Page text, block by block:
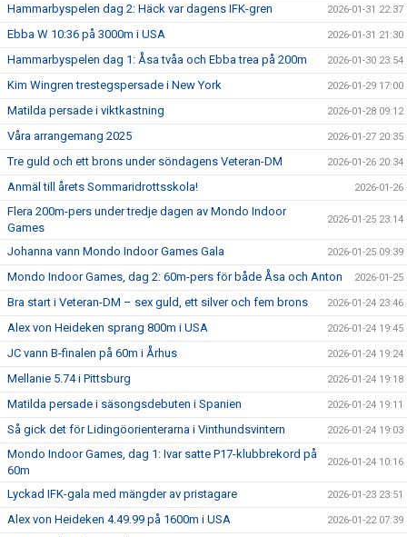
Hammarbyspelen dag 2: Häck var dagens IFK-gren 2026-01-31 22:37
Ebba W 10:36 på 3000m i USA 2026-01-31 21:30
Hammarbyspelen dag 1: Åsa tvåa och Ebba trea på 200m 2026-01-30 23:54
Kim Wingren trestegspersade i New York 2026-01-29 17:00
Matilda persade i viktkastning 2026-01-28 09:12
Våra arrangemang 2025 2026-01-27 20:35
Tre guld och ett brons under söndagens Veteran-DM 2026-01-26 20:34
Anmäl till årets Sommaridrottsskola! 2026-01-26
Flera 200m-pers under tredje dagen av Mondo Indoor
Games
2026-01-25 23:14
Johanna vann Mondo Indoor Games Gala 2026-01-25 09:39
Mondo Indoor Games, dag 2: 60m-pers för både Åsa och Anton 2026-01-25
Bra start i Veteran-DM – sex guld, ett silver och fem brons 2026-01-24 23:46
Alex von Heideken sprang 800m i USA 2026-01-24 19:45
JC vann B-finalen på 60m i Århus 2026-01-24 19:24
Mellanie 5.74 i Pittsburg 2026-01-24 19:18
Matilda persade i säsongsdebuten i Spanien 2026-01-24 19:11
Så gick det för Lidingöorienterarna i Vinthundsvintern 2026-01-24 19:03
Mondo Indoor Games, dag 1: Ivar satte P17-klubbrekord på
60m
2026-01-24 10:16
Lyckad IFK-gala med mängder av pristagare 2026-01-23 23:51
Alex von Heideken 4.49.99 på 1600m i USA 2026-01-22 07:39